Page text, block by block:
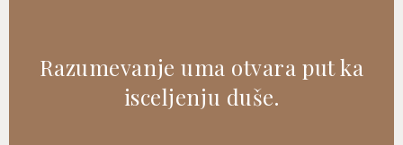
Razumevanje uma otvara put ka
isceljenju duše.